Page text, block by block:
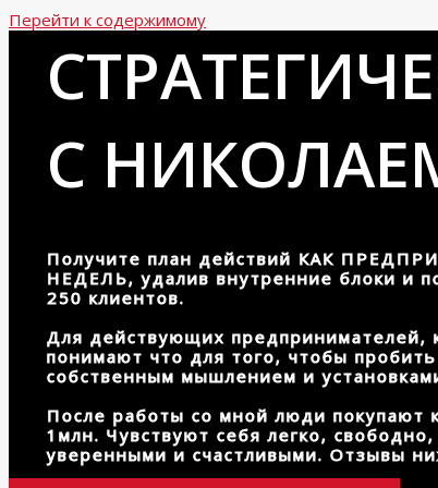
Перейти к содержимому
С
Получите план действий КАК
НЕДЕЛЬ, удалив внутренние блоки и
250 клиентов.
Для действующих предпринимателей,
понимают что для того, чтобы
собственным мышлением и
После работы со мной люди покупают
1млн. Чувствуют себя легко,
уверенными и счастливыми. Отзывы